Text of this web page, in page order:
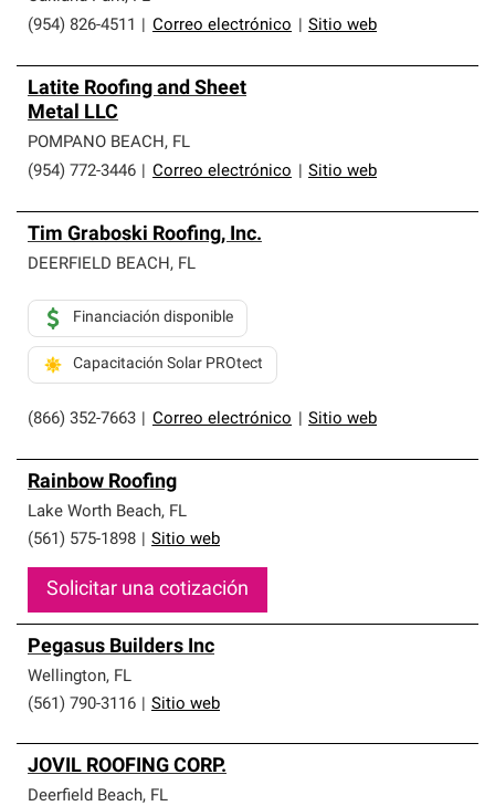
(954) 826-4511
Correo electrónico Sitio web
Latite Roofing and Sheet
Metal LLC
POMPANO BEACH, FL
(954) 772-3446
Correo electrónico Sitio web
Tim Graboski Roofing, Inc.
DEERFIELD BEACH, FL
(866) 352-7663 Correo electrónico Sitio web
Financiación disponible
Capacitación Solar PROtect
Rainbow Roofing
Lake Worth Beach, FL
(561) 575-1898
Sitio web
Solicitar una cotización
Pegasus Builders Inc
Wellington, FL
(561) 790-3116
Sitio web
JOVIL ROOFING CORP.
Deerfield Beach, FL